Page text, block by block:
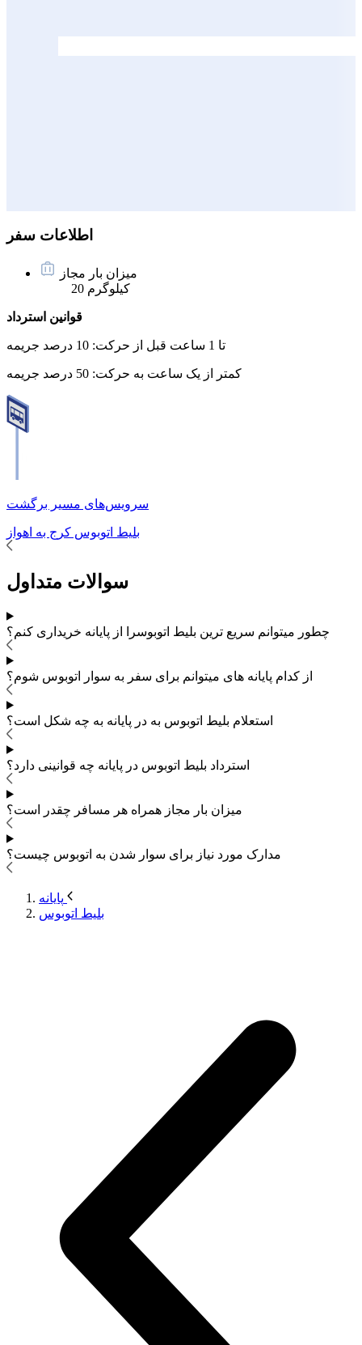
اطلاعات سفر
میزان بار مجاز
20 کیلوگرم
قوانین استرداد
تا 1 ساعت قبل از حرکت: 10 درصد جریمه
کمتر از یک ساعت به حرکت: 50 درصد جریمه
سرویس‌های مسیر برگشت
بلیط اتوبوس کرج به اهواز
سوالات متداول
چطور میتوانم سریع ترین بلیط اتوبوسرا از پایانه خریداری کنم؟
از کدام پایانه های میتوانم برای سفر به سوار اتوبوس شوم؟
استعلام بلیط اتوبوس به در پایانه به چه شکل است؟
استرداد بلیط اتوبوس در پایانه چه قوانینی دارد؟
میزان بار مجاز همراه هر مسافر چقدر است؟
مدارک مورد نیاز برای سوار شدن به اتوبوس چیست؟
بلیط اتوبوس